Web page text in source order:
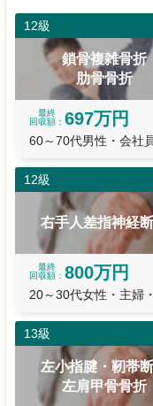
12級
鎖骨複雑骨折
肋骨骨折
最終
回収額
697万円
60～70代男性・会社
12級
右手人差指神経
最終
回収額
800万円
13級
左小指腱・靭帯
左肩甲骨骨折